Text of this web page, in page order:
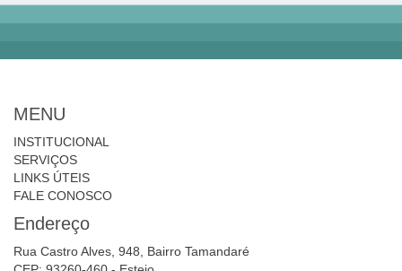
MENU
INSTITUCIONAL
SERVIÇOS
LINKS ÚTEIS
FALE CONOSCO
Endereço
Rua Castro Alves, 948, Bairro Tamandaré